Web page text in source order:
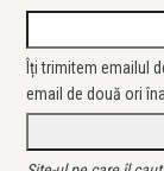
Îți trimitem emailul
email de două ori